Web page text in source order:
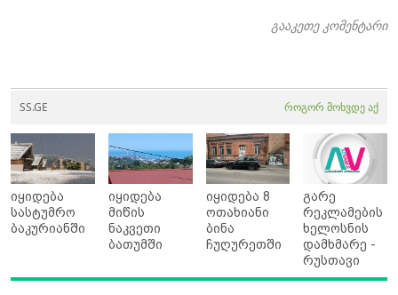
გააკეთე კომენტარი
SS.GE როგორ მოხვდე აქ
იყიდება
სასტუმრო
ბაკურიანში
იყიდება
მიწის
ნაკვეთი
ბათუმში
იყიდება 8
ოთახიანი
ბინა
ჩუღურეთში
გარე
რეკლამების
ხელოსნის
დამხმარე -
რუსთავი